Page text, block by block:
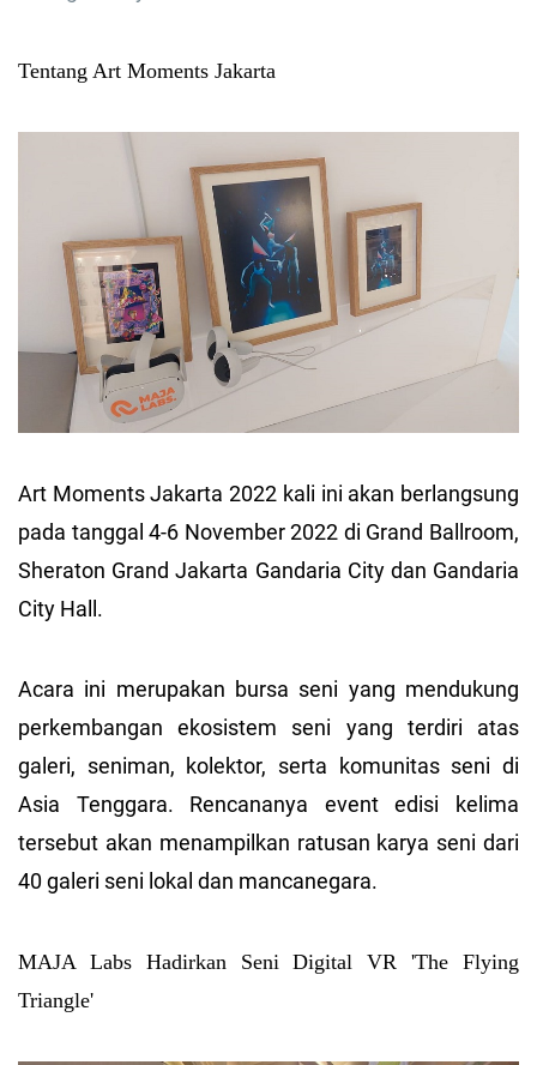
Tentang Art Moments Jakarta
Art Moments Jakarta 2022 kali ini akan berlangsung
pada tanggal 4-6 November 2022 di Grand Ballroom,
Sheraton Grand Jakarta Gandaria City dan Gandaria
City Hall.
Acara ini merupakan bursa seni yang mendukung
perkembangan ekosistem seni yang terdiri atas
galeri, seniman, kolektor, serta komunitas seni di
Asia Tenggara. Rencananya event edisi kelima
tersebut akan menampilkan ratusan karya seni dari
40 galeri seni lokal dan mancanegara.
MAJA Labs Hadirkan Seni Digital VR 'The Flying
Triangle'